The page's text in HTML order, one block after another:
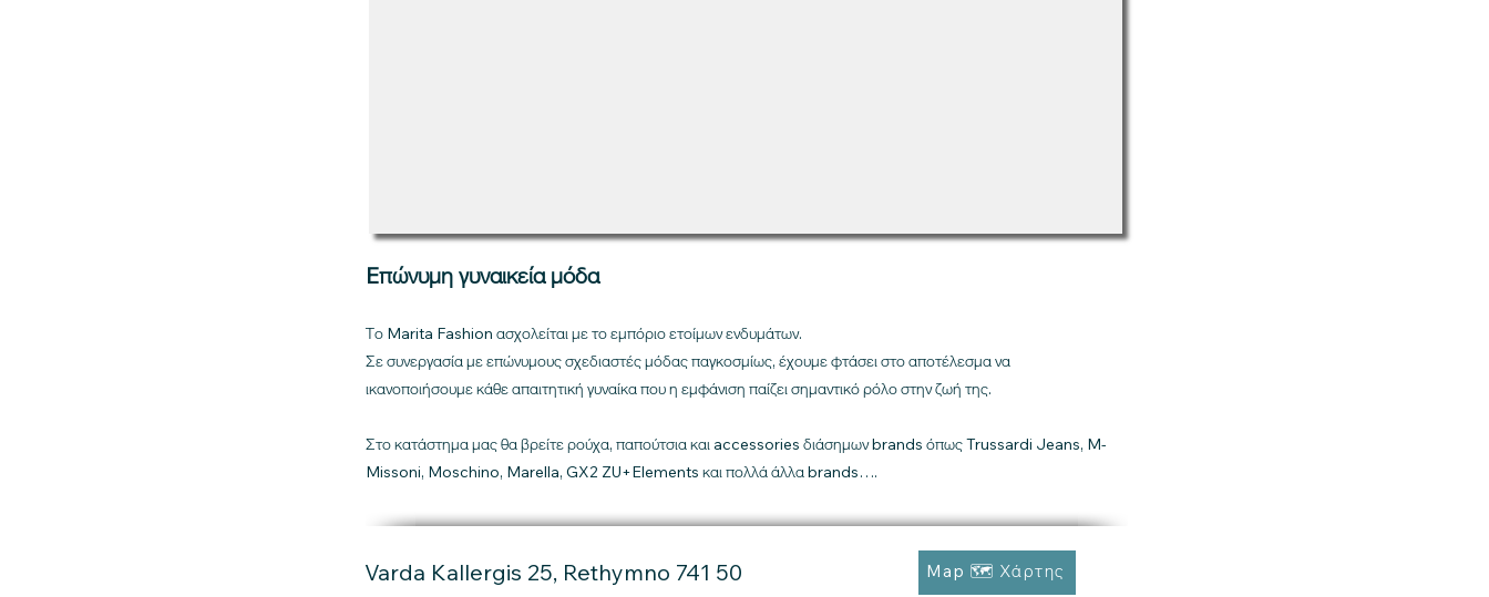
Eπώνυμη γυναικεία μόδα
Το Marita Fashion ασχολείται με το εμπόριο ετοίμων ενδυμάτων.
Σε συνεργασία με επώνυμους σχεδιαστές μόδας παγκοσμίως, έχουμε φτάσει στο αποτέλεσμα να
ικανοποιήσουμε κάθε απαιτητική γυναίκα που η εμφάνιση παίζει σημαντικό ρόλο στην ζωή της.
Στο κατάστημα μας θα βρείτε ρούχα, παπούτσια και accessories διάσημων brands όπως Trussardi Jeans, M-
Missoni, Moschino, Marella, GX2 ZU+Elements και πολλά άλλα brands….
Varda Kallergis 25, Rethymno 741 50 Map 🗺 Χάρτης